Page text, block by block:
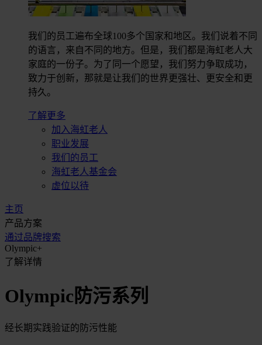
我们的员工遍布全球100多个国家和地区。我们说着不同
的语言，来自不同的地方。但是，我们都是海虹老人大
家庭的一份子。为了同一个愿望，我们努力争取成功，
致力于创新，那就是让我们的世界更强壮、更安全和更
持久。
了解更多
加入海虹老人
职业发展
我们的员工
海虹老人基金会
虚位以待
主页
产品方案
通过品牌搜索
Olympic+
了解详情
Olympic防污系列
经长期实践验证的防污性能